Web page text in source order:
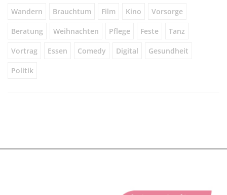
Wandern Brauchtum Film Kino Vorsorge
Beratung Weihnachten Pflege Feste Tanz
Vortrag Essen Comedy Digital Gesundheit
Politik